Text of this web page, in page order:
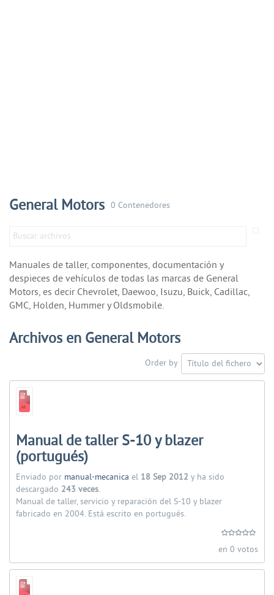
General Motors 0 Contenedores
Manuales de taller, componentes, documentación y
despieces de vehículos de todas las marcas de General
Motors, es decir Chevrolet, Daewoo, Isuzu, Buick, Cadillac,
GMC, Holden, Hummer y Oldsmobile.
Archivos en General Motors
Order by
Manual de taller S-10 y blazer
(portugués)
Enviado por manual-mecanica el 18 Sep 2012 y ha sido
descargado 243 veces.
Manual de taller, servicio y reparación del S-10 y blazer
fabricado en 2004. Está escrito en portugués.
en 0 votos